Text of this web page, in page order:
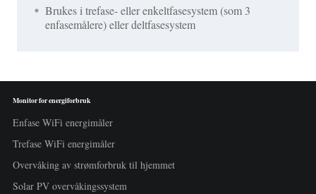
Brukes i trefase- eller enkeltfasesystem (som 3
enfasemålere) eller deltfasesystem
Monitor for energiforbruk
Enfase WiFi energimåler
Trefase WiFi energimåler
Overvåking av strømforbruk til hjemmet
Solar PV overvåkingssystem